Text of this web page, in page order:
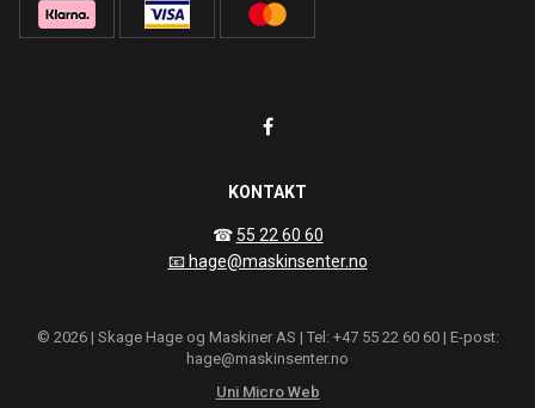
KONTAKT
☎ 55 22 60 60
📧 hage@maskinsenter.no
© 2026 | Skage Hage og Maskiner AS | Tel: +47 55 22 60 60 | E-post:
hage@maskinsenter.no
Uni Micro Web